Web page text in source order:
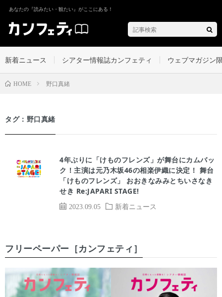
あなたの『読みたい・観たい』がここにある！
新着ニュース シアター情報誌カンフェティ ウェブマガジン
HOME 野口真緒
タグ：野口真緒
2023.09.05 新着ニュース
4年ぶりに「けものフレンズ」が舞台にカムバッ
ク！主演は元乃木坂46の相楽伊織に決定！ 舞台
「けものフレンズ」 おおきなみみとちいさなき
せき Re:JAPARI STAGE!
フリーペーパー［カンフェティ］